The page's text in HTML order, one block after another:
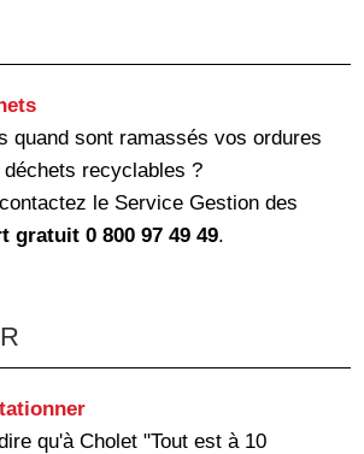
quand sont ramassés vos ordures
recyclables ?
le Service Gestion des
gratuit 0 800 97 49 49.
qu'à Cholet "Tout est à 10